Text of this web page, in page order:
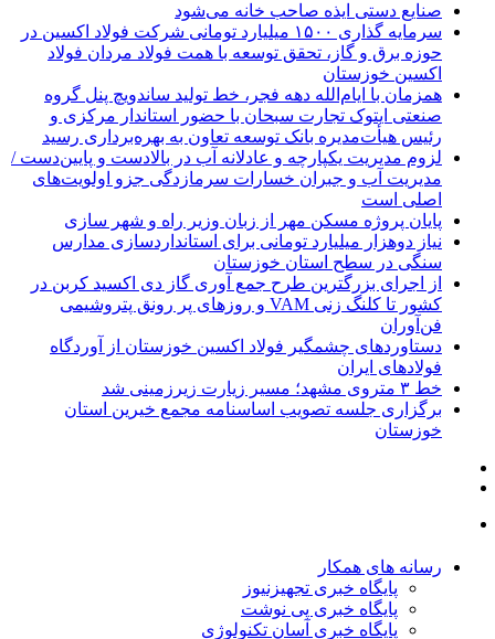
صنایع دستی ایذه صاحب خانه می‌شود
سرمایه گذاری ۱۵۰۰ میلیارد تومانی شرکت فولاد اکسین در
حوزه برق و گاز، تحقق توسعه با همت فولاد مردان فولاد
اکسین خوزستان
همزمان با ایام‌الله دهه فجر، خط تولید ساندویچ پنل گروه
صنعتی ایتوک تجارت سبحان با حضور استاندار مرکزی و
رئیس هیأت‌مدیره بانک توسعه تعاون به بهره‌برداری رسید
لزوم مدیریت یکپارچه و عادلانه آب در بالادست و پایین‌دست /
مدیریت آب و جبران خسارات سرمازدگی جزو اولویت‌های
اصلی است
پایان پروژه مسکن مهر از زبان وزیر راه و شهر سازی
نیاز دوهزار میلیارد تومانی برای استانداردسازی مدارس
سنگی در سطح استان خوزستان
از اجرای بزرگترین طرح جمع آوری گاز دی اکسید کربن در
کشور تا کلنگ زنی VAM و روزهای پر رونق پتروشیمی
فن‌آوران
دستاوردهای چشمگیر فولاد اکسین خوزستان از آوردگاه
فولادهای ایران
خط ۳ متروی مشهد؛ مسیر زیارت زیرزمینی شد
برگزاری جلسه تصویب اساسنامه مجمع خیرین استان
خوزستان
رسانه های همکار
پایگاه خبری تجهیزنیوز
پایگاه خبری پی نوشت
پایگاه خبری آسان تکنولوژی